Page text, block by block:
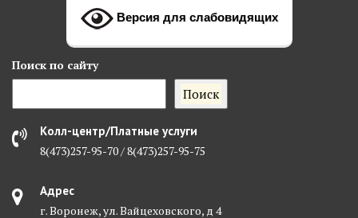
Версия для слабовидящих
Поиск по сайту
Поиск
Колл-центр/Платные услуги
8(473)257-95-70 / 8(473)257-95-75
Адрес
г. Воронеж, ул. Вайцеховского, д 4